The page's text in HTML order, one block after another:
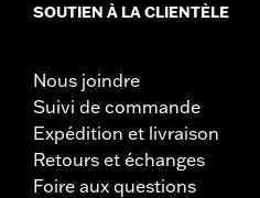
SOUTIEN À LA CLIENTÈLE
Nous joindre
Suivi de commande
Expédition et livraison
Retours et échanges
Foire aux questions